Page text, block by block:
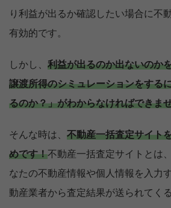
り利益が出るか確認したい場合に不
有効的です。
しかし、 利益が出るのか出ないのか
譲渡所得のシミュレーションをする
るのか？」がわからなければできま
そんな時は、 不動産一括査定サイト
めです！不動産一括査定サイトとは
なたの不動産情報や個人情報を入力
動産業者から査定結果が送られてく